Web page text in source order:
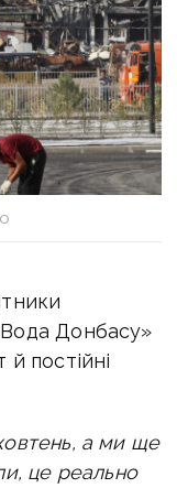
Донбасу»
постійні
а ми ще
це реально